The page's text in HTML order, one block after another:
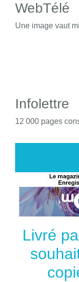
WebTélé
Une image vaut
Infolettre
12 000 pages
Livré